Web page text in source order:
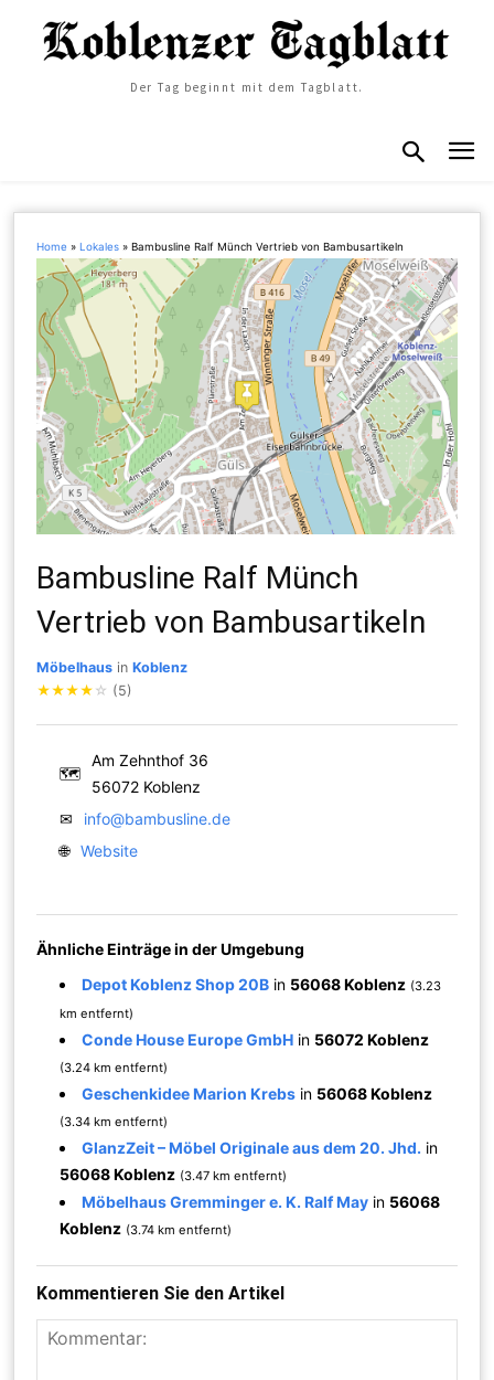
Der Tag beginnt mit dem Tagblatt.
Home »Lokales »Bambusline Ralf Münch Vertrieb von Bambusartikeln
Bambusline Ralf Münch
Vertrieb von Bambusartikeln
Möbelhaus inKoblenz
★★★★ ☆ (5)
🗺
Am Zehnthof 36
56072 Koblenz
✉
info@bambusline.de
🌐 Website
Ähnliche Einträge in der Umgebung
Depot Koblenz Shop 20B in 56068 Koblenz (3.23
km entfernt)
Conde House Europe GmbH in 56072 Koblenz
(3.24 km entfernt)
Geschenkidee Marion Krebs in 56068 Koblenz
(3.34 km entfernt)
GlanzZeit – Möbel Originale aus dem 20. Jhd. in
56068 Koblenz (3.47 km entfernt)
Möbelhaus Gremminger e. K. Ralf May in 56068
Koblenz (3.74 km entfernt)
Kommentieren Sie den Artikel